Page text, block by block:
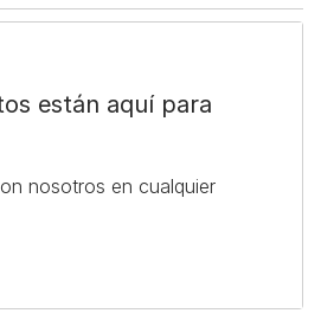
están aquí para
nosotros en cualquier